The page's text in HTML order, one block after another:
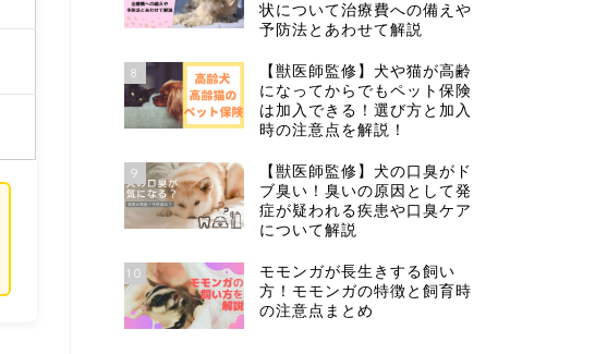
状について治療費への備えや
予防法とあわせて解説
8
【獣医師監修】犬や猫が高齢
になってからでもペット保険
は加入できる！選び方と加入
時の注意点を解説！
9
【獣医師監修】犬の口臭がド
ブ臭い！臭いの原因として発
症が疑われる疾患や口臭ケア
について解説
10
モモンガが長生きする飼い
方！モモンガの特徴と飼育時
の注意点まとめ